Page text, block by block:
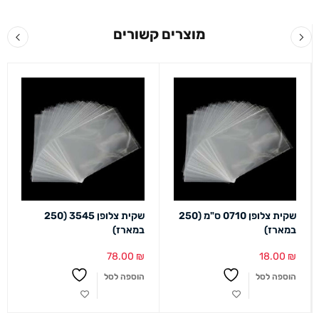
מוצרים קשורים
שקית צלופן 0710 ס"מ (250
במארז)
18.00 ₪
הוספה לסל
שקית צלופן 3545 (250
במארז)
78.00 ₪
הוספה לסל